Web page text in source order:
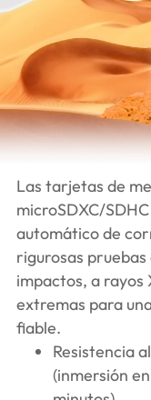
Las tarjetas de
microSDXC/
automático de
rigurosas
impactos, a
extremas para
fiable.
Resistencia
(inmersión